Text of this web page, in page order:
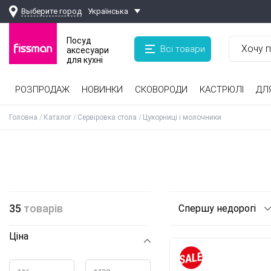
Выберите город Українська
Посуд
аксесуари
для кухні
Всі товари
РОЗПРОДАЖ НОВИНКИ СКОВОРОДИ КАСТРЮЛІ
Головна Каталог Сервіровка стола Цукорниці і молочники
35 товарів
Ціна
Спершу недорогі